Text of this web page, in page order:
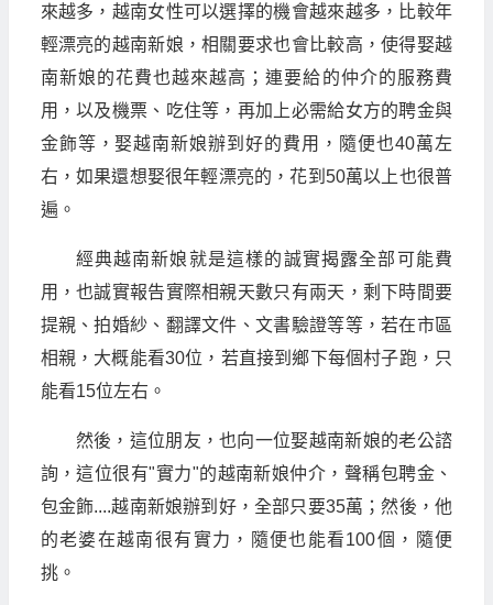
來越多，越南女性可以選擇的機會越來越多，比較年
輕漂亮的越南新娘，相關要求也會比較高，使得娶越
南新娘的花費也越來越高；連要給的仲介的服務費
用，以及機票、吃住等，再加上必需給女方的聘金與
金飾等，娶越南新娘辦到好的費用，隨便也40萬左
右，如果還想娶很年輕漂亮的，花到50萬以上也很普
遍。
經典越南新娘就是這樣的誠實揭露全部可能費
用，也誠實報告實際相親天數只有兩天，剩下時間要
提親、拍婚紗、翻譯文件、文書驗證等等，若在市區
相親，大概能看30位，若直接到鄉下每個村子跑，只
能看15位左右。
然後，這位朋友，也向一位娶越南新娘的老公諮
詢，這位很有"實力"的越南新娘仲介，聲稱包聘金、
包金飾....越南新娘辦到好，全部只要35萬；然後，他
的老婆在越南很有實力，隨便也能看100個，隨便
挑。